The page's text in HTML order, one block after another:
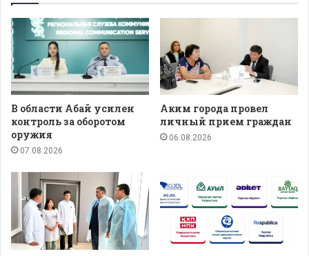
В области Абай усилен
контроль за оборотом
оружия
07.08.2026
Аким города провел
личный прием граждан
06.08.2026